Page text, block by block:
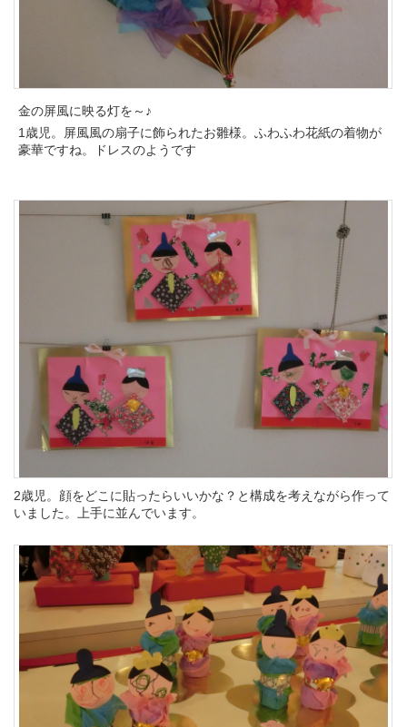
金の屏風に映る灯を～♪
1歳児。屏風風の扇子に飾られたお雛様。ふわふわ花紙の着物が
豪華ですね。ドレスのようです
2歳児。顔をどこに貼ったらいいかな？と構成を考えながら作って
いました。上手に並んでいます。